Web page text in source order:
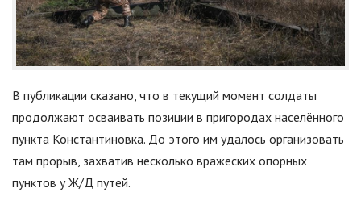
В публикации сказано, что в текущий момент солдаты
продолжают осваивать позиции в пригородах населённого
пункта Константиновка. До этого им удалось организовать
там прорыв, захватив несколько вражеских опорных
пунктов у Ж/Д путей.